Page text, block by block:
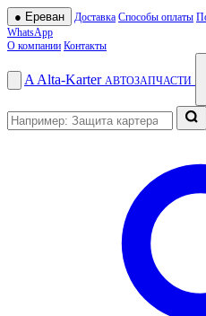
● Ереван Доставка Способы оплаты
WhatsApp
О компании Контакты
A Alta-Karter АВТОЗАПЧАСТИ